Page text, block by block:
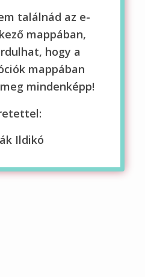
találnád az e-
mappában,
hogy a
mappában
mindenképp!
Ildikó